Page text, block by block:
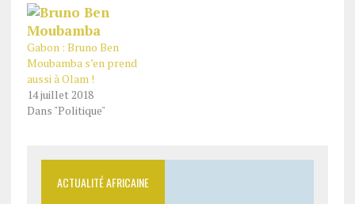
Gabon : Bruno Ben
Moubamba s’en prend
aussi à Olam !
14 juillet 2018
Dans "Politique"
ACTUALITÉ AFRICAINE